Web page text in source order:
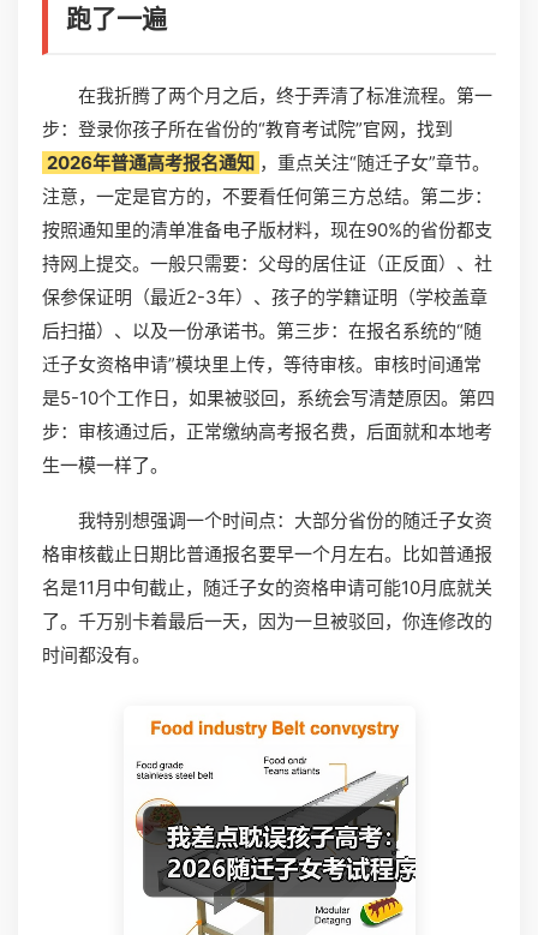
跑了一遍
在我折腾了两个月之后，终于弄清了标准流程。第一
步：登录你孩子所在省份的“教育考试院”官网，找到
2026年普通高考报名通知 ，重点关注“随迁子女”章节。
注意，一定是官方的，不要看任何第三方总结。第二步：
按照通知里的清单准备电子版材料，现在90%的省份都支
持网上提交。一般只需要：父母的居住证（正反面）、社
保参保证明（最近2-3年）、孩子的学籍证明（学校盖章
后扫描）、以及一份承诺书。第三步：在报名系统的“随
迁子女资格申请”模块里上传，等待审核。审核时间通常
是5-10个工作日，如果被驳回，系统会写清楚原因。第四
步：审核通过后，正常缴纳高考报名费，后面就和本地考
生一模一样了。
我特别想强调一个时间点：大部分省份的随迁子女资
格审核截止日期比普通报名要早一个月左右。比如普通报
名是11月中旬截止，随迁子女的资格申请可能10月底就关
了。千万别卡着最后一天，因为一旦被驳回，你连修改的
时间都没有。